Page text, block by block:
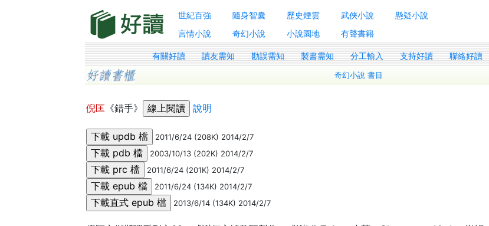
世紀百強 隨身智囊 歷史煙雲 武俠小說
懸疑小說
言情小說
奇幻小說 小說園地 有聲書籍
有關好讀 讀友需知 勘誤需知 製書需知 分工輸入 支持好讀 聯絡好讀
奇幻小說 書目
倪匡 《錯手》 說明
2011/6/24 (208K) 2014/2/7
2003/10/13 (202K) 2014/2/7
2011/6/24 (201K) 2014/2/7
2011/6/24 (134K) 2014/2/7
2013/6/14 (134K) 2014/2/7